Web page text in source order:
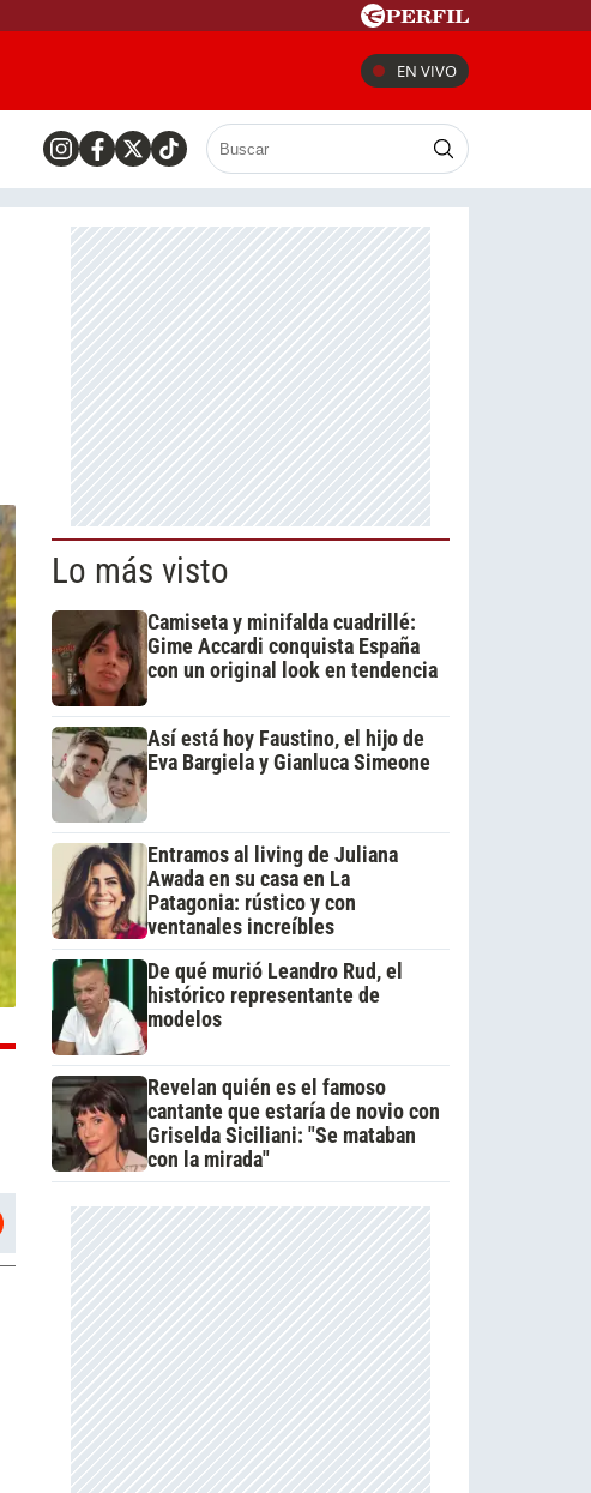
EN VIVO
Lo más visto
Camiseta y minifalda cuadrillé:
Gime Accardi conquista España
con un original look en tendencia
Así está hoy Faustino, el hijo de
Eva Bargiela y Gianluca Simeone
Entramos al living de Juliana
Awada en su casa en La
Patagonia: rústico y con
ventanales increíbles
De qué murió Leandro Rud, el
histórico representante de
modelos
Revelan quién es el famoso
cantante que estaría de novio con
Griselda Siciliani: "Se mataban
con la mirada"